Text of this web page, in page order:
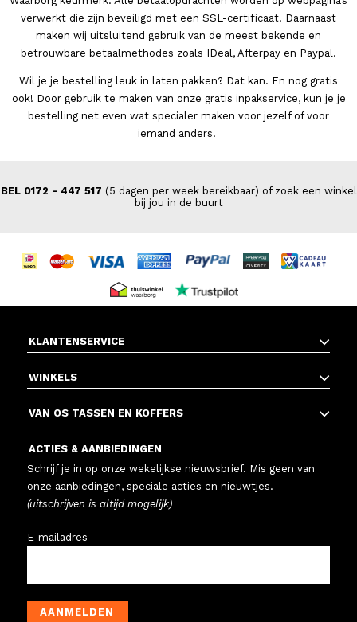
verwerkt die zijn beveiligd met een SSL-certificaat. Daarnaast
maken wij uitsluitend gebruik van de meest bekende en
betrouwbare betaalmethodes zoals IDeal, Afterpay en Paypal.
Wil je je bestelling leuk in laten pakken? Dat kan. En nog gratis
ook! Door gebruik te maken van onze gratis inpakservice, kun je je
bestelling net even wat specialer maken voor jezelf of voor
iemand anders.
BEL 0172 - 447 517 (5 dagen per week bereikbaar) of zoek een winkel
bij jou in de buurt
KLANTENSERVICE
WINKELS
VAN OS TASSEN EN KOFFERS
ACTIES & AANBIEDINGEN
Schrijf je in op onze wekelijkse nieuwsbrief. Mis geen van
onze aanbiedingen, speciale acties en nieuwtjes.
(uitschrijven is altijd mogelijk)
E-mailadres
AANMELDEN